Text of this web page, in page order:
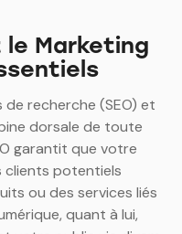
le Marketing
recherche (SEO) et
dorsale de toute
garantit que votre
potentiels
ou des services liés
quant à lui,